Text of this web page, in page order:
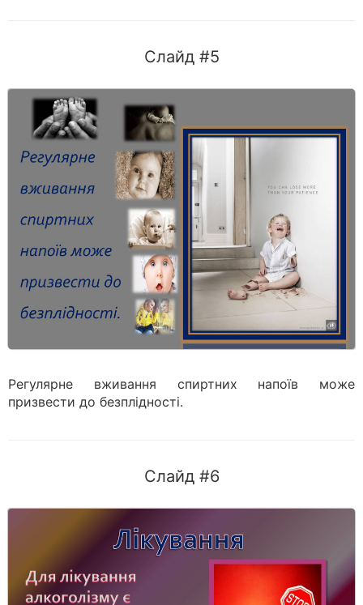
Слайд #5
Регулярне вживання спиртних напоїв може
призвести до безплідності.
Слайд #6